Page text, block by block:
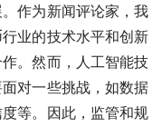
作为新闻评论家，我
业的技术水平和创新
。然而，人工智能技
对一些挑战，如数据
等。因此，监管和规